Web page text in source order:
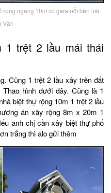
rộng ngang 10m có gara nổi bên trái
Văn
1 trệt 2 lầu mái thái
Cũng 1 trệt 2 lầu xây trên đất
hình dưới đây. Cũng là 1
biệt thự rộng 10m 1 trệt 2 lầu
án xây rộng 8m x 20m 1
anh chị cần xây biệt thự phố
trắng thì alo gửi thêm